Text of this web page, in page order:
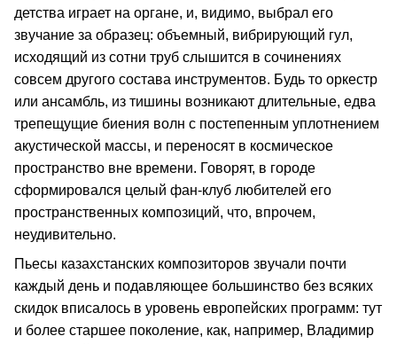
детства играет на органе, и, видимо, выбрал его
звучание за образец: объемный, вибрирующий гул,
исходящий из сотни труб слышится в сочинениях
совсем другого состава инструментов. Будь то оркестр
или ансамбль, из тишины возникают длительные, едва
трепещущие биения волн с постепенным уплотнением
акустической массы, и переносят в космическое
пространство вне времени. Говорят, в городе
сформировался целый фан-клуб любителей его
пространственных композиций, что, впрочем,
неудивительно.
Пьесы казахстанских композиторов звучали почти
каждый день и подавляющее большинство без всяких
скидок вписалось в уровень европейских программ: тут
и более старшее поколение, как, например, Владимир